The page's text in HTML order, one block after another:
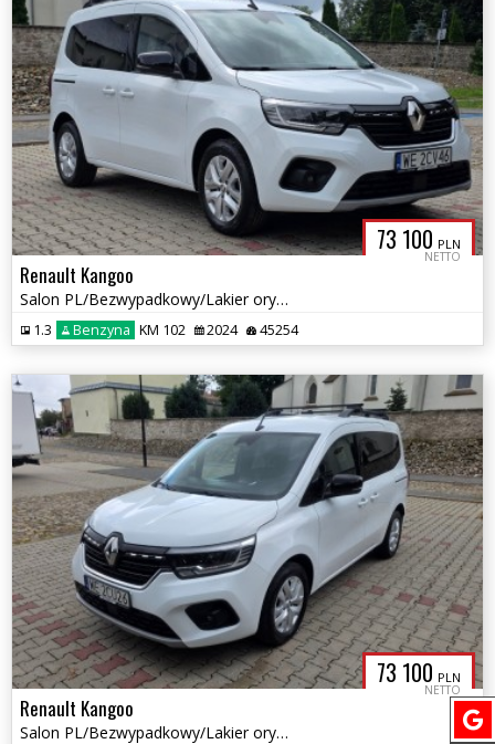
73 100 PLN
NETTO
Renault Kangoo
Salon PL/Bezwypadkowy/Lakier oryginalny/Perfekt stan/Gwarancja
1.3 Benzyna KM 102 2024 45254
73 100 PLN
NETTO
Renault Kangoo
Salon PL/Bezwypadkowy/Lakier oryginalny/Perfekt stan/Gwarancja